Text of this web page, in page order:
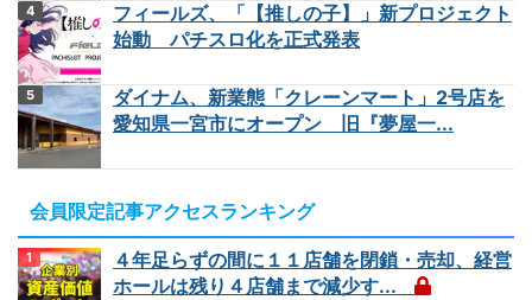
フィールズ、「【推しの子】」新プロジェクト
始動 パチスロ化を正式発表
ダイナム、新業態「クレーンマート」2号店を
愛知県一宮市にオープン 旧『夢屋一...
会員限定記事アクセスランキング
４年足らずの間に１１店舗を閉鎖・売却、経営
ホールは残り４店舗まで減少す...